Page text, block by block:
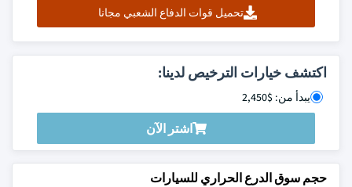
تحميل قوات الدفاع الشعبي مجانا
اكتشف خيارات الترخيص لدينا:
يبدأ من: $2,450
اشتر الآن
حجم سوق الدرع الحراري للسيارات